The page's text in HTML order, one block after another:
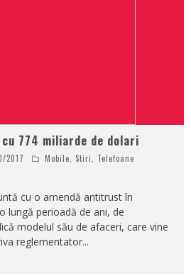
cu 774 miliarde de dolari
2017 Mobile Stiri
Telefoane
cu o amendă antitrust în
lungă perioadă de ani, de
modelul său de afaceri, care vine
reglementator...